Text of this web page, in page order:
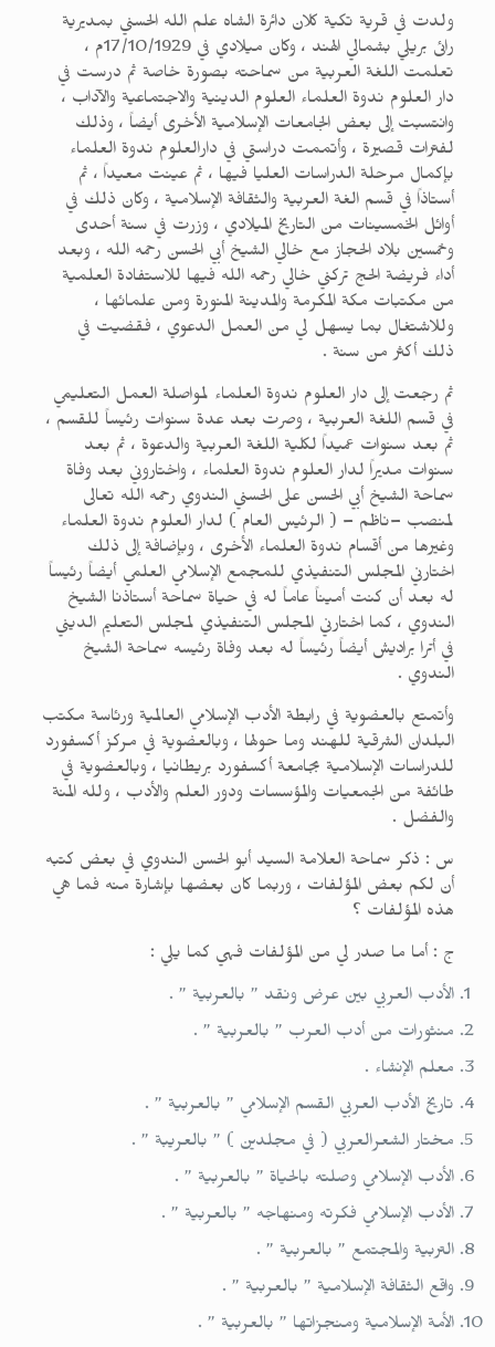
ولدت في قرية تكية كلان دائرة الشاه علم الله الحسني بمديرية
رائى بريلي بشمالي الهند ، وكان ميلادي في 17/10/1929م ،
تعلمت اللغة العربية من سماحته بصورة خاصة ثم درست في
دار العلوم ندوة العلماء العلوم الدينية والاجتماعية والآداب ،
وانتسبت إلى بعض الجامعات الإسلامية الأخرى أيضاً ، وذلك
لفترات قصيرة ، وأتممت دراستي في دارالعلوم ندوة العلماء
بإكمال مرحلة الدراسات العليا فيها ، ثم عينت معيداً ، ثم
أستاذاً في قسم الغة العربية والثقافة الإسلامية ، وكان ذلك في
أوائل الخمسينات من التاريخ الميلادي ، وزرت في سنة أحدى
وخمسين بلاد الحجاز مع خالي الشيخ أبي الحسن رحمه الله ، وبعد
أداء فريضة الحج تركني خالي رحمه الله فيها للاستفادة العلمية
من مكتبات مكة المكرمة والمدينة المنورة ومن علمائها ،
وللاشتغال بما يسهل لي من العمل الدعوي ، فقضيت في
ذلك أكثر من سنة .
ثم رجعت إلى دار العلوم ندوة العلماء لمواصلة العمل التعليمي
في قسم اللغة العربية ، وصرت بعد عدة سنوات رئيساً للقسم ،
ثم بعد سنوات عميداً لكلية اللغة العربية والدعوة ، ثم بعد
سنوات مديراً لدار العلوم ندوة العلماء ، واختاروني بعد وفاة
سماحة الشيخ أبي الحسن على الحسني الندوي رحمه الله تعالى
لمنصب –ناظم – ( الرئيس العام ) لدار العلوم ندوة العلماء
وغيرها من أقسام ندوة العلماء الأخرى ، وبإضافة إلى ذلك
اختارني المجلس التنفيذي للمجمع الإسلامي العلمي أيضاً رئيساً
له بعد أن كنت أميناً عاماً له في حياة سماحة أستاذنا الشيخ
الندوي ، كما اختارني المجلس التنفيذي لمجلس التعليم الديني
في أترا براديش أيضاً رئيساً له بعد وفاة رئيسه سماحة الشيخ
الندوي .
وأتمتع بالعضوية في رابطة الأدب الإسلامي العالمية ورئاسة مكتب
البلدان الشرقية للهند وما حولها ، وبالعضوية في مركز أكسفورد
للدراسات الإسلامية بجامعة أكسفورد بريطانيا ، وبالعضوية في
طائفة من الجمعيات والمؤسسات ودور العلم والأدب ، ولله المنة
والفضل .
س : ذكر سماحة العلامة السيد أبو الحسن الندوي في بعض كتبه
أن لكم بعض المؤلفات ، وربما كان بعضها بإشارة منه فما هي
هذه المؤلفات ؟
ج : أما ما صدر لي من المؤلفات فهي كما يلي :
الأدب العربي بين عرض ونقد ” بالعربية ” .
منثورات من أدب العرب ” بالعربية ” .
معلم الإنشاء .
تاريخ الأدب العربي القسم الإسلامي ” بالعربية ” .
مختار الشعرالعربي ( في مجلدين ) ” بالعريبة ” .
الأدب الإسلامي وصلته بالحياة ” بالعربية ” .
الأدب الإسلامي فكرته ومنهاجه ” بالعربية ” .
التربية والمجتمع ” بالعربية ” .
واقع الثقافة الإسلامية ” بالعربية ” .
الأمة الإسلامية ومنجزاتها ” بالعربية ” .